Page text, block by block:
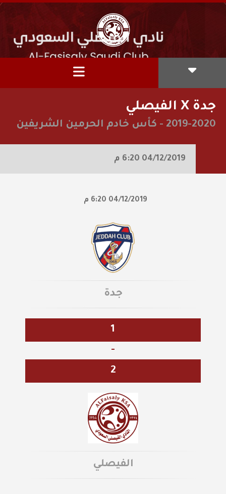
جدة X الفيصلي
2019-2020
- كأس خادم الحرمين الشريفين
04/12/2019
04/12/2019
جدة
1
-
2
الفيصلي